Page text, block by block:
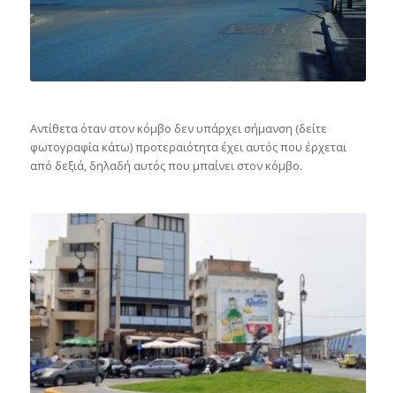
Αντίθετα όταν στον κόμβο δεν υπάρχει σήμανση (δείτε
φωτογραφία κάτω) προτεραιότητα έχει αυτός που έρχεται
από δεξιά, δηλαδή αυτός που μπαίνει στον κόμβο.